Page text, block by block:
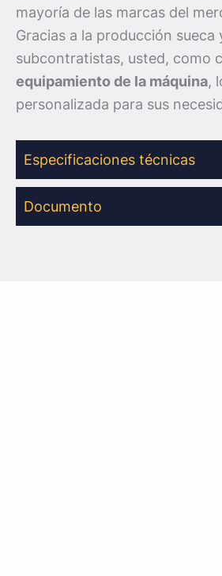
mayoría de las marcas del
Gracias a la producción
subcontratistas, usted, como
equipamiento de la máquina,
personalizada para sus
Especificaciones técnicas
Documento